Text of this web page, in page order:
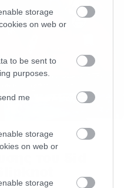
storage
on web or
to be sent to
purposes.
me
storage
on web or
storage
του Sid